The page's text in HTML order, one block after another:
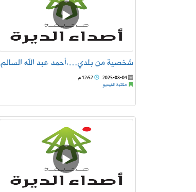
شخصية من بلدي….أحمد عبد الله السالم
2025-08-04
12:57 م
مكتبة الفيديو